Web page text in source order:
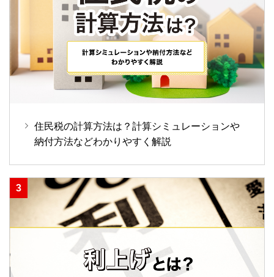
住民税の計算方法は？計算シミュレーションや
納付方法などわかりやすく解説